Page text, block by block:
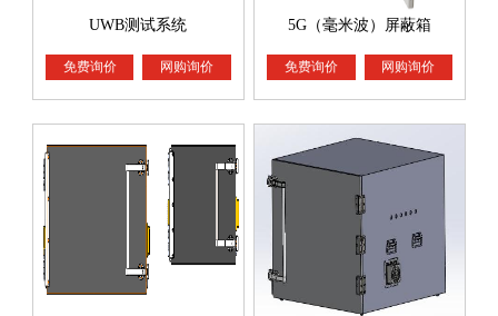
UWB测试系统
免费询价 网购询价
5G（毫米波）屏蔽箱
免费询价 网购询价